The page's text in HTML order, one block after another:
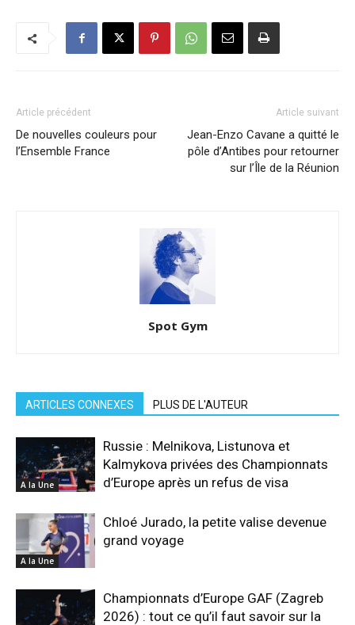
Article précédent
De nouvelles couleurs pour
l’Ensemble France
Article suivant
Jean-Enzo Cavane a quitté le
pôle d’Antibes pour retourner
sur l’Île de la Réunion
Spot Gym
ARTICLES CONNEXES PLUS DE L'AUTEUR
A la Une
Russie : Melnikova, Listunova et
Kalmykova privées des Championnats
d’Europe après un refus de visa
A la Une
Chloé Jurado, la petite valise devenue
grand voyage
Championnats d’Europe GAF (Zagreb
2026) : tout ce qu’il faut savoir sur la